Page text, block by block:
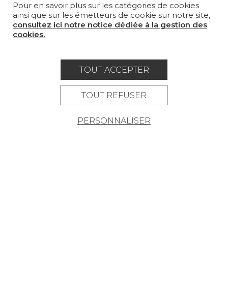
PAPIERS PEINTS
Pour en savoir plus sur les catégories de cookies
ainsi que sur les émetteurs de cookie sur notre site,
consultez ici notre notice dédiée à la gestion des
cookies.
TOUT ACCEPTER
TOUT REFUSER
PERSONNALISER